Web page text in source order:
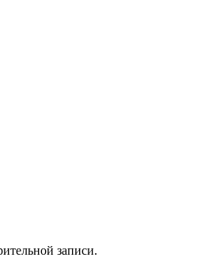
записи.